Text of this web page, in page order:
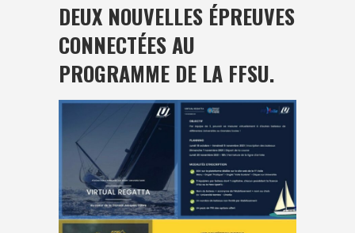
DEUX NOUVELLES ÉPREUVES
CONNECTÉES AU
PROGRAMME DE LA FFSU.